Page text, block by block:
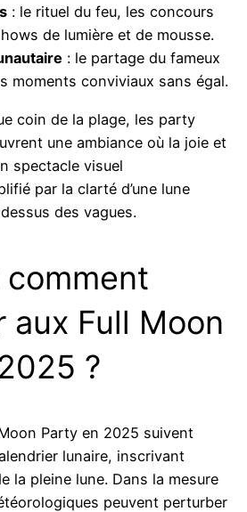
: le rituel du feu, les concours
de lumière et de mousse.
: le partage du fameux
moments conviviaux sans égal.
coin de la plage, les party
une ambiance où la joie et
spectacle visuel
par la clarté d’une lune
des vagues.
Full Moon
?
Party en 2025 suivent
lunaire, inscrivant
la pleine lune. Dans la mesure
peuvent perturber